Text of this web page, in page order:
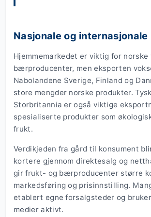
Nasjonale og
Hjemmemarkedet er viktig for
bærproducenter, men eksporten
Nabolandene Sverige, Finland og
store mengder norske produkter.
Storbritannia er også viktige
spesialiserte produkter som
frukt.
Verdikjeden fra gård til konsument
kortere gjennom direktesalg og
gir frukt- og bærproducenter større
markedsføring og prisinnstilling.
etablert egne forsalgsteder og
medier aktivt.